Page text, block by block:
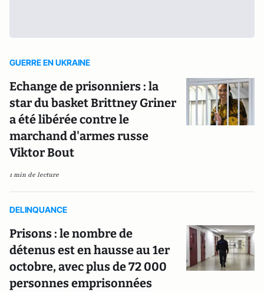
GUERRE EN UKRAINE
Echange de prisonniers : la
star du basket Brittney Griner
a été libérée contre le
marchand d'armes russe
Viktor Bout
1 min de lecture
DELINQUANCE
Prisons : le nombre de
détenus est en hausse au 1er
octobre, avec plus de 72 000
personnes emprisonnées